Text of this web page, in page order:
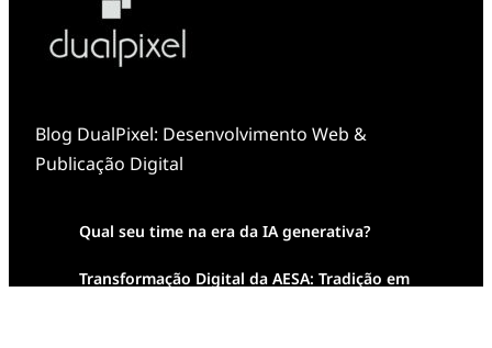
Blog DualPixel: Desenvolvimento Web &
Publicação Digital
Qual seu time na era da IA generativa?
Transformação Digital da AESA: Tradição em